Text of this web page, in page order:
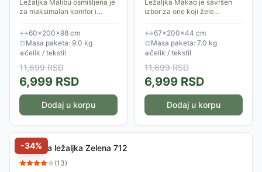
Ležaljka Malibu osmišljena je
za maksimalan komfor i
prostoru. Bilo da uživate kraj
bazena, na terasi, dvorištu ili
na plaži,...
↔60×200×98 cm
⚖Masa paketa: 9.0 kg
◈čelik / tekstil
11,699RSD
6,999 RSD
Dodaj u korpu
Ležaljka Makao je savršen
izbor za one koji žele
udobnosti i modernog dizajna.
Sa kvalitetnim materijalima i...
↔67×200×44 cm
⚖Masa paketa: 7.0 kg
◈čelik / tekstil
11,699RSD
6,999 RSD
Dodaj u korpu
-34%
Sklopiva ležaljka Zelena 712
(13)